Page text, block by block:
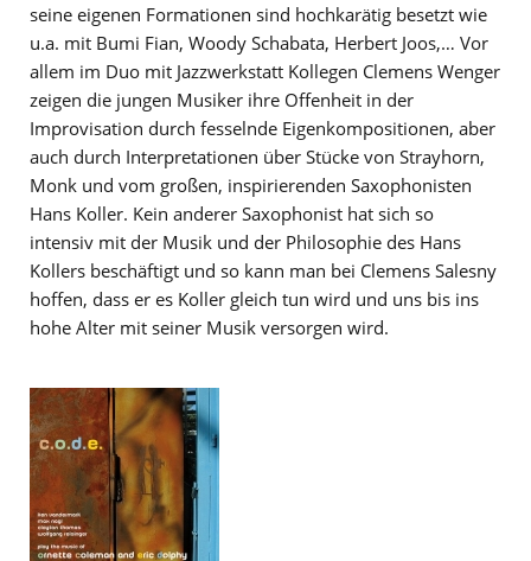
seine eigenen Formationen sind hochkarätig besetzt wie
u.a. mit Bumi Fian, Woody Schabata, Herbert Joos,… Vor
allem im Duo mit Jazzwerkstatt Kollegen Clemens Wenger
zeigen die jungen Musiker ihre Offenheit in der
Improvisation durch fesselnde Eigenkompositionen, aber
auch durch Interpretationen über Stücke von Strayhorn,
Monk und vom großen, inspirierenden Saxophonisten
Hans Koller. Kein anderer Saxophonist hat sich so
intensiv mit der Musik und der Philosophie des Hans
Kollers beschäftigt und so kann man bei Clemens Salesny
hoffen, dass er es Koller gleich tun wird und uns bis ins
hohe Alter mit seiner Musik versorgen wird.